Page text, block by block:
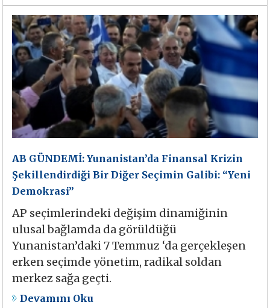
AB GÜNDEMİ: Yunanistan’da Finansal Krizin
Şekillendirdiği Bir Diğer Seçimin Galibi: “Yeni
Demokrasi”
AP seçimlerindeki değişim dinamiğinin
ulusal bağlamda da görüldüğü
Yunanistan’daki 7 Temmuz ‘da gerçekleşen
erken seçimde yönetim, radikal soldan
merkez sağa geçti.
Devamını Oku